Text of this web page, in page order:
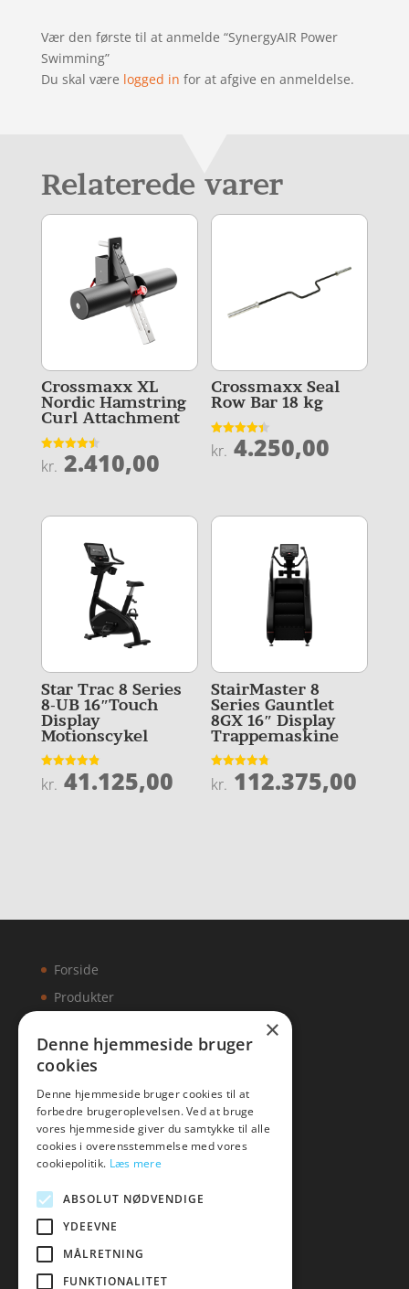
Vær den første til at anmelde “SynergyAIR Power
Swimming”
Du skal være logged in for at afgive en anmeldelse.
Relaterede varer
Crossmaxx XL
Nordic Hamstring
Curl Attachment
Vurderet
4.5
kr. 2.410,00
Crossmaxx Seal
Row Bar 18 kg
Vurderet
4.4
kr. 4.250,00
Star Trac 8 Series
8-UB 16″Touch
Display
Motionscykel
Vurderet
4.9
kr. 41.125,00
StairMaster 8
Series Gauntlet
8GX 16″ Display
Trappemaskine
Vurderet
4.8
kr. 112.375,00
Forside
Produkter
Artikler
Malawigruppen
Mail:hej@malawigruppen.dk
×
Denne hjemmeside bruger
cookies
Denne hjemmeside bruger cookies til at
forbedre brugeroplevelsen. Ved at bruge
vores hjemmeside giver du samtykke til alle
cookies i overensstemmelse med vores
cookiepolitik. Læs mere
ABSOLUT NØDVENDIGE
YDEEVNE
MÅLRETNING
FUNKTIONALITET